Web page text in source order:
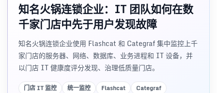
知名火锅连锁企业：IT 团队如何在数
千家门店中先于用户发现故障
知名火锅连锁企业使用 Flashcat 和 Categraf 集中监控上千
家门店的服务器、网络、数据库、业务进程和 IT 设备，并
以门店 IT 健康度评分发现、治理低质量门店。
门店 IT 监控 统一监控 Flashcat Categraf